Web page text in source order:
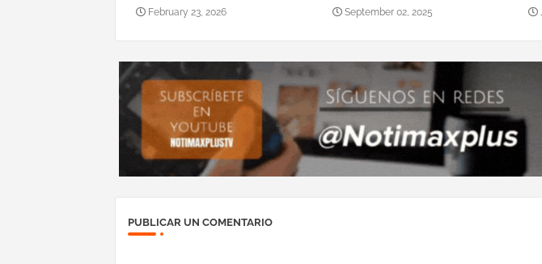
February 23, 2026 September 02, 2025
PUBLICAR UN COMENTARIO